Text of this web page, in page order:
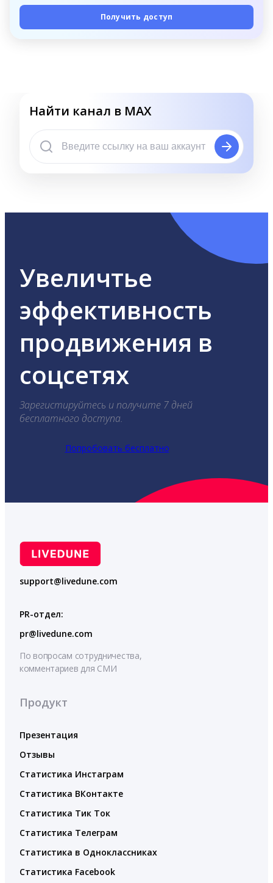
Получить доступ
Найти канал в MAX
Увеличтье
эффективность
продвижения в
соцсетях
Зарегистируйтесь и получите 7 дней
бесплатного доступа.
Попробовать бесплатно
support@livedune.com
PR-отдел:
pr@livedune.com
По вопросам сотрудничества,
комментариев для СМИ
Продукт
Презентация
Отзывы
Статистика Инстаграм
Статистика ВКонтакте
Статистика Тик Ток
Статистика Телеграм
Статистика в Одноклассниках
Статистика Facebook